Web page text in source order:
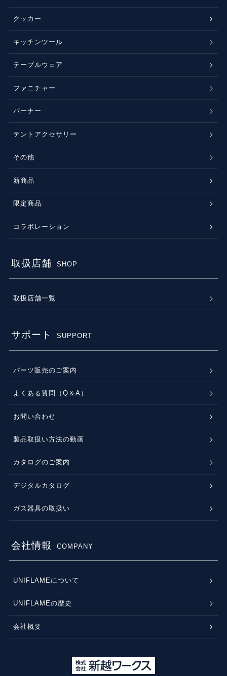
クッカー
キッチンツール
テーブルウェア
ファニチャー
バーナー
テントアクセサリー
その他
新商品
限定商品
コラボレーション
取扱店舗 SHOP
取扱店舗一覧
サポート SUPPORT
パーツ販売のご案内
よくある質問（Q＆A）
お問い合わせ
製品取扱い方法の動画
カタログのご案内
デジタルカタログ
ガス器具の取扱い
会社情報 COMPANY
UNIFLAMEについて
UNIFLAMEの歴史
会社概要